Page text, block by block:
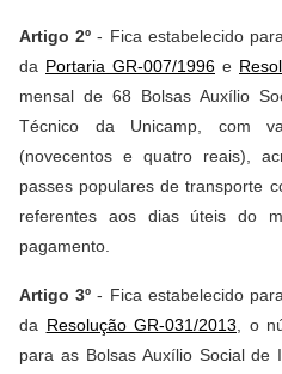
Artigo 2º - Fica estabelecido
da Portaria GR-007/1996 e
mensal de 68 Bolsas Auxílio
Técnico da Unicamp, com
(novecentos e quatro reais),
passes populares de transporte
referentes aos dias úteis do
pagamento.
Artigo 3º - Fica estabelecido
da Resolução GR-031/2013 , o
para as Bolsas Auxílio Social de